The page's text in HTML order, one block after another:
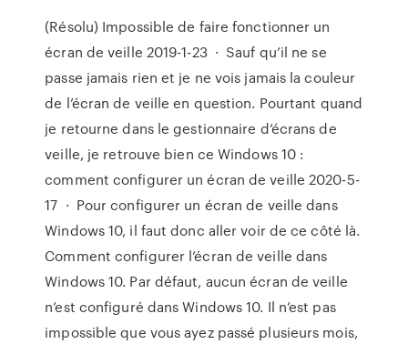
(Résolu) Impossible de faire fonctionner un
écran de veille 2019-1-23 · Sauf qu’il ne se
passe jamais rien et je ne vois jamais la couleur
de l’écran de veille en question. Pourtant quand
je retourne dans le gestionnaire d’écrans de
veille, je retrouve bien ce Windows 10 :
comment configurer un écran de veille 2020-5-
17 · Pour configurer un écran de veille dans
Windows 10, il faut donc aller voir de ce côté là.
Comment configurer l’écran de veille dans
Windows 10. Par défaut, aucun écran de veille
n’est configuré dans Windows 10. Il n’est pas
impossible que vous ayez passé plusieurs mois,